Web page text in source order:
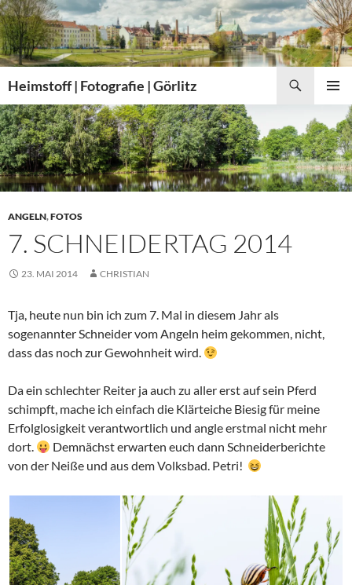
Zum
Inhalt
springen
Heimstoff | Fotografie | Görlitz
MENÜ
ANGELN,FOTOS
7. SCHNEIDERTAG 2014
23. MAI 2014 CHRISTIAN
Tja, heute nun bin ich zum 7. Mal in diesem Jahr als
sogenannter Schneider vom Angeln heim gekommen, nicht,
dass das noch zur Gewohnheit wird.
Da ein schlechter Reiter ja auch zu aller erst auf sein Pferd
schimpft, mache ich einfach die Klärteiche Biesig für meine
Erfolglosigkeit verantwortlich und angle erstmal nicht mehr
dort.
Demnächst erwarten euch dann Schneiderberichte
von der Neiße und aus dem Volksbad. Petri!